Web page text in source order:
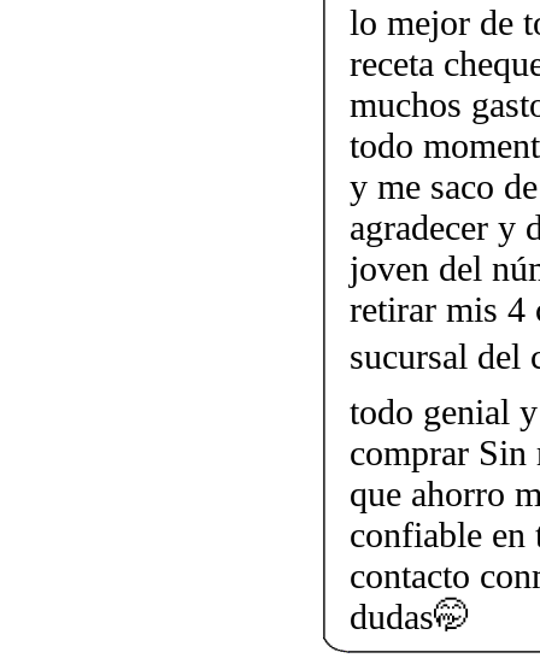
lo mejor de
receta
muchos
todo
y me saco
agradecer y
joven del
retirar mis 4
sucursal del
todo genial
comprar Sin
que ahorro
confiable en
contacto
dudas🤭